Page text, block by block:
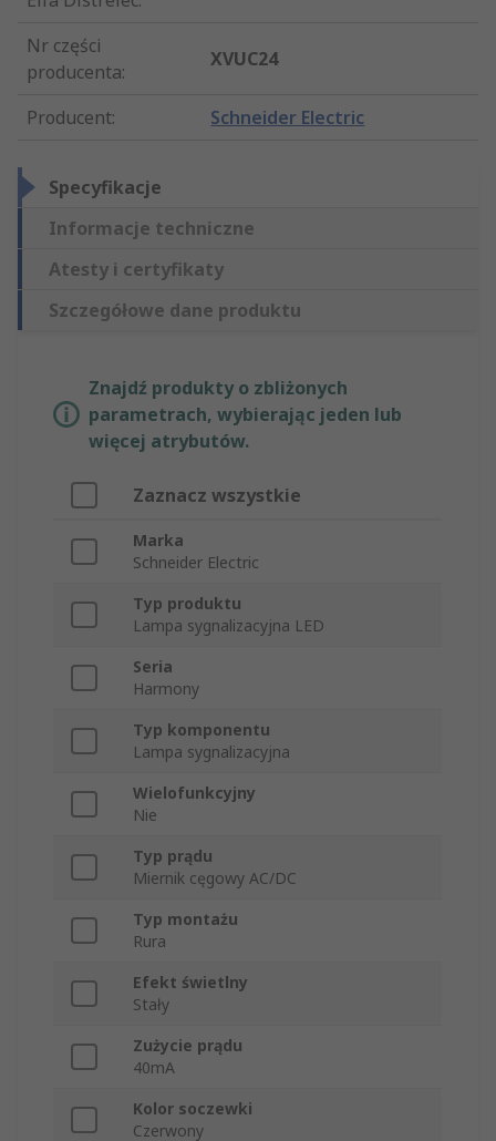
Nr części
producenta:
XVUC24
Producent: Schneider Electric
Specyfikacje
Informacje techniczne
Atesty i certyfikaty
Szczegółowe dane produktu
Znajdź produkty o zbliżonych
parametrach, wybierając jeden lub
więcej atrybutów.
Zaznacz wszystkie
Marka
Schneider Electric
Typ produktu
Lampa sygnalizacyjna LED
Seria
Harmony
Typ komponentu
Lampa sygnalizacyjna
Wielofunkcyjny
Nie
Typ prądu
Miernik cęgowy AC/DC
Typ montażu
Rura
Efekt świetlny
Stały
Zużycie prądu
40mA
Kolor soczewki
Czerwony